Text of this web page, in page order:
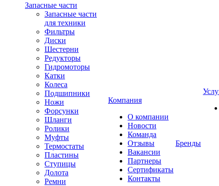
Запасные части
Запасные части
для техники
Фильтры
Диски
Шестерни
Редукторы
Гидромоторы
Катки
Колеса
Подшипники
Ножи
Форсунки
Шланги
Ролики
Муфты
Термостаты
Пластины
Ступицы
Долота
Ремни
Компания
О компании
Новости
Команда
Отзывы
Вакансии
Партнеры
Сертификаты
Контакты
Бренды